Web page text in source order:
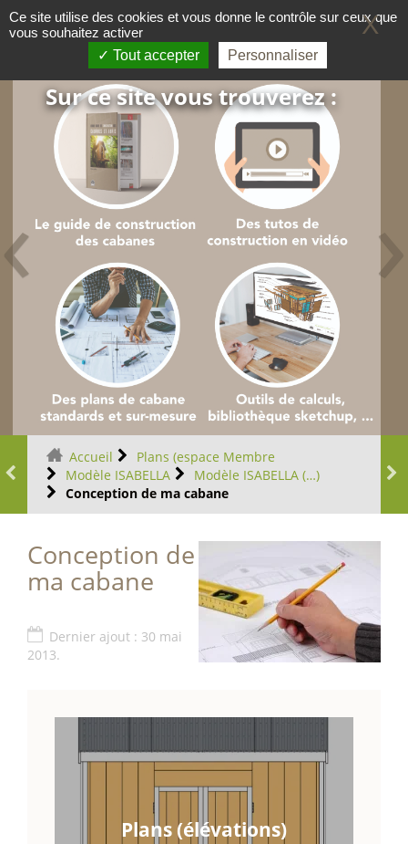
Sur ce site vous trouverez :
‹ ›
Accueil
Plans (espace Membre
Modèle ISABELLA
Modèle ISABELLA (…)
Conception de ma cabane
Conception de
ma cabane
Dernier ajout : 30 mai
2013.
Plans (élévations)
Panneau de gestion des cookies
Ce site utilise des cookies et vous donne le contrôle sur ceux que
vous souhaitez activer
Tout accepter
Personnaliser
X